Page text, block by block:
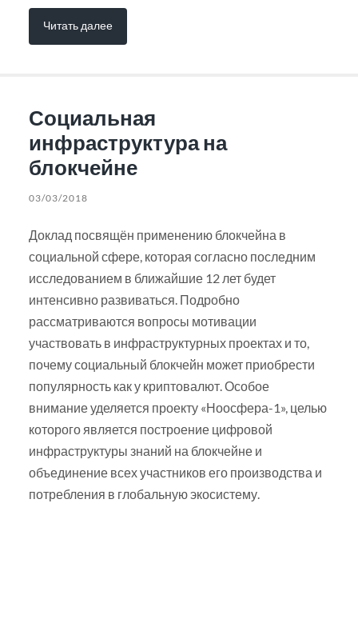
Читать далее
Социальная
инфраструктура на
блокчейне
03/03/2018
Доклад посвящён применению блокчейна в
социальной сфере, которая согласно последним
исследованием в ближайшие 12 лет будет
интенсивно развиваться. Подробно
рассматриваются вопросы мотивации
участвовать в инфраструктурных проектах и то,
почему социальный блокчейн может приобрести
популярность как у криптовалют. Особое
внимание уделяется проекту «Ноосфера-1», целью
которого является построение цифровой
инфраструктуры знаний на блокчейне и
объединение всех участников его производства и
потребления в глобальную экосистему.